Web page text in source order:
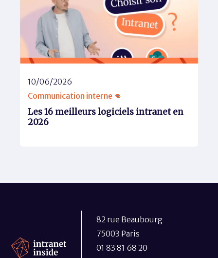
10/06/2026
Communication interne 👊
Les 16 meilleurs logiciels intranet en
2026
82 rue Beaubourg
75003 Paris
01 83 81 68 20